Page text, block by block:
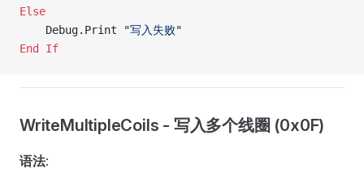
Else
    Debug.Print
"写入失败"
End If
WriteMultipleCoils - 写入多个线圈 (0x0F)
语法: